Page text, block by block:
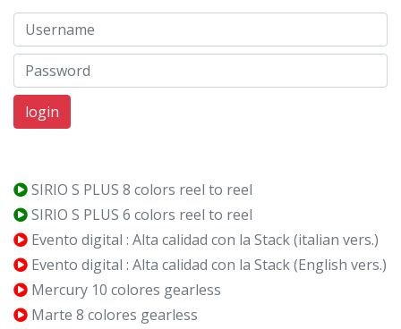
Username
Password
SIRIO S PLUS 8 colors reel to reel
SIRIO S PLUS 6 colors reel to reel
Evento digital : Alta calidad con la Stack (italian vers.)
Evento digital : Alta calidad con la Stack (English vers.)
Mercury 10 colores gearless
Marte 8 colores gearless